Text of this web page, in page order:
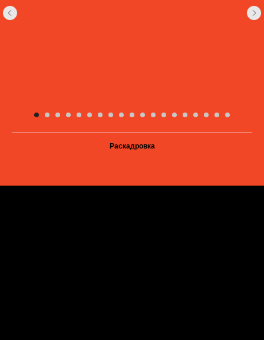
Раскадровка